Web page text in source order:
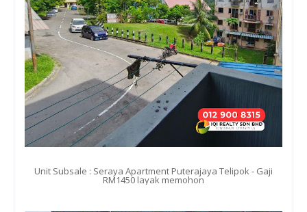
Unit Subsale : Seraya Apartment Puterajaya Telipok - Gaji
RM1450 layak memohon